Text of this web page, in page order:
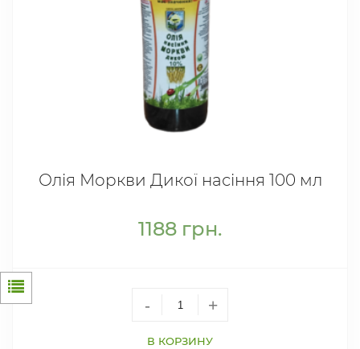
Олія Моркви Дикої насіння 100 мл
1188 грн.
- +
В КОРЗИНУ